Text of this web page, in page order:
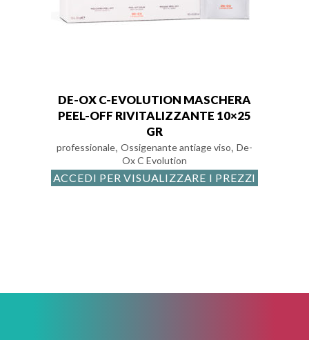
DE-OX C-EVOLUTION MASCHERA
PEEL-OFF RIVITALIZZANTE 10×25
GR
professionale, Ossigenante antiage viso, De-
Ox C Evolution
ACCEDI PER VISUALIZZARE I PREZZI